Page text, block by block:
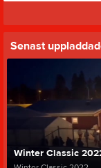
Senast
Winter Classic